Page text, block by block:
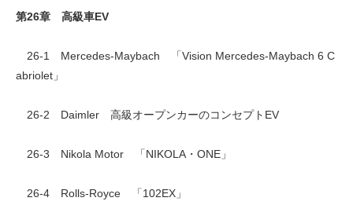
第26章 高級車EV
26-1 Mercedes-Maybach 「Vision Mercedes-Maybach 6 C
abriolet」
26-2 Daimler 高級オープンカーのコンセプトEV
26-3 Nikola Motor 「NIKOLA・ONE」
26-4 Rolls-Royce 「102EX」